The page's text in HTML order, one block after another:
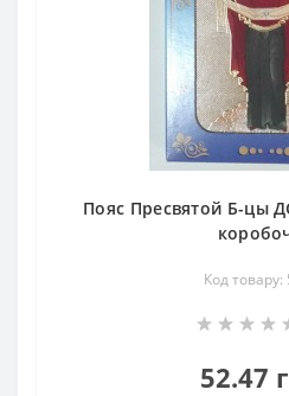
Пояс Пресвятой Б-цы
Код товару:
52.47